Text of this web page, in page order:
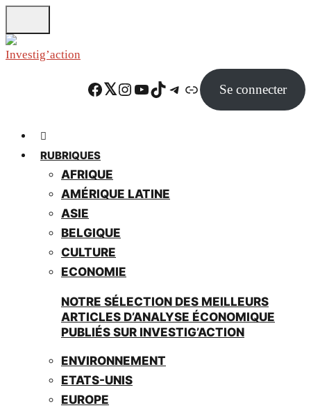
to
main
Facebook Twitter Instagram YouTube TikTok Telegram Lien Se connecter
RUBRIQUES
AFRIQUE
AMÉRIQUE LATINE
ASIE
BELGIQUE
CULTURE
ECONOMIE
NOTRE SÉLECTION DES MEILLEURS
ARTICLES D’ANALYSE ÉCONOMIQUE
PUBLIÉS SUR INVESTIG’ACTION
ENVIRONNEMENT
ETATS-UNIS
EUROPE